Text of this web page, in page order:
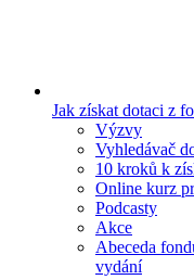
Jak získat dotaci z
Výzvy
Vyhledávač
10 kroků k
Online kurz
Podcasty
Akce
Abeceda
vydání